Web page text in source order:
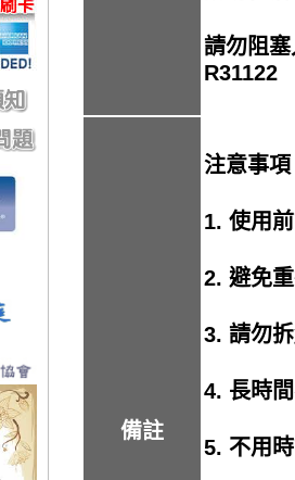
請勿阻
R31122
備註
注意事
1. 使用
2. 避免
3. 請勿
4. 長時
5. 不用